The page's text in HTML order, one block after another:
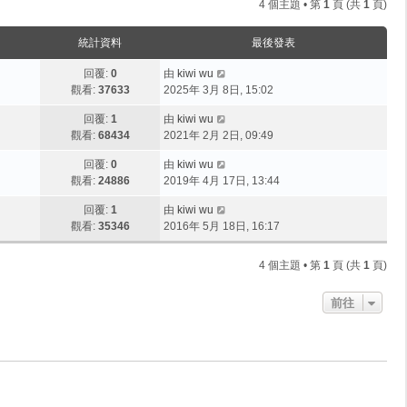
4 個主題 • 第 1 頁 (共 1 頁)
統計資料 最後發表
回覆: 0
觀看: 37633
由 kiwi wu
2025年 3月 8日, 15:02
回覆: 1
觀看: 68434
由 kiwi wu
2021年 2月 2日, 09:49
回覆: 0
觀看: 24886
由 kiwi wu
2019年 4月 17日, 13:44
回覆: 1
觀看: 35346
由 kiwi wu
2016年 5月 18日, 16:17
4 個主題 • 第 1 頁 (共 1 頁)
前往